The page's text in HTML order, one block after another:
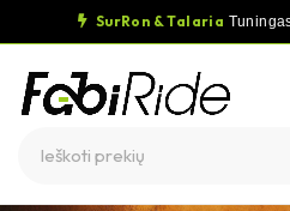
SurRon & Talaria